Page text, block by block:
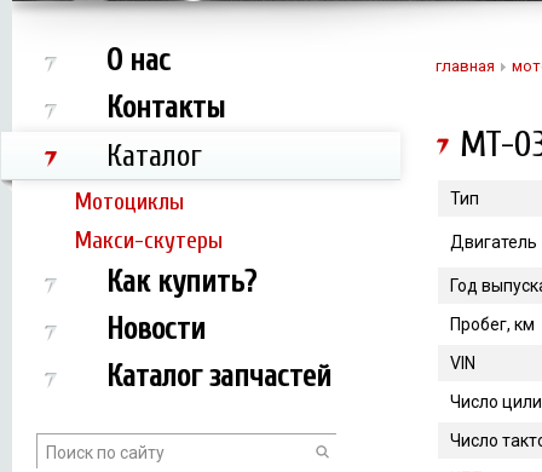
О нас
Контакты
Каталог
Мотоциклы
Макси-скутеры
Как купить?
Новости
Каталог запчастей
главная
MT-
Тип
Двигатель
Год
Пробег, км
VIN
Число
Число